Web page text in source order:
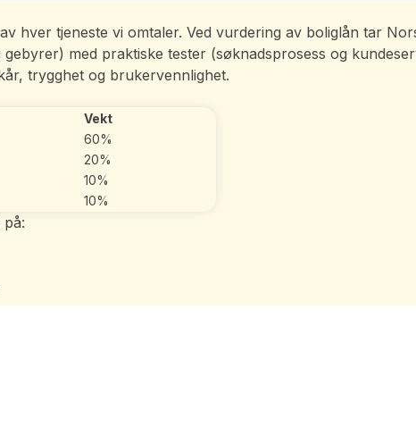
hver tjeneste vi omtaler. Ved vurdering av boliglån tar
med praktiske tester (søknadsprosess og
trygghet og brukervennlighet.
Vekt
60%
20%
10%
10%